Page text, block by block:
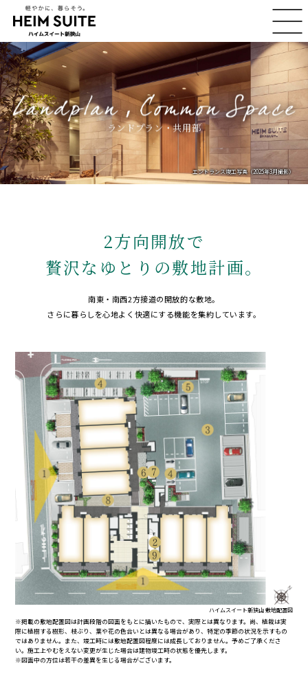
ランドプラン・共用部
エントランス竣工写真（2025年3月撮影）
2方向開放で
贅沢なゆとりの敷地計画。
南東・南西2方接道の開放的な敷地。
さらに暮らしを心地よく 快適にする機能を集約しています。
ハイムスイート新狭山 敷地配置図
※掲載の敷地配置図は計画段階の図面をもとに描いたもので、実際とは異なります。尚、植栽は実
際に植樹する樹形、枝ぶり、葉や花の色合いとは異なる場合があり、特定の季節の状況を示すもの
ではありません。また、竣工時には敷地配置図程度には成長しておりません。予めご了承くださ
い。施工上やむをえない変更が生じた場合は建物竣工時の状態を優先します。
※図面中の方位は若干の差異を生じる場合がございます。